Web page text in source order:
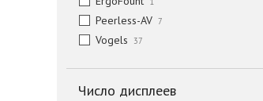
Peerless-AV 7
Vogels 37
Число дисплеев